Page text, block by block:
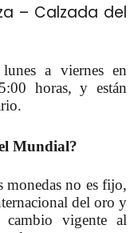
– Calzada del
a viernes en
horas, y están
Mundial?
no es fijo,
del oro y
vigente al